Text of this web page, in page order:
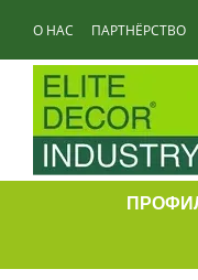
О НАС ПАРТНЁРСТВО